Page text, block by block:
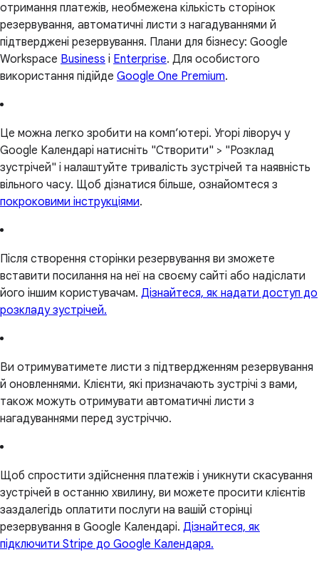
отримання платежів, необмежена кількість сторінок
резервування, автоматичні листи з нагадуваннями й
підтверджені резервування. Плани для бізнесу: Google
Workspace Business і Enterprise. Для особистого
використання підійде Google One Premium.
Це можна легко зробити на комп’ютері. Угорі ліворуч у
Google Календарі натисніть "Створити" > "Розклад
зустрічей" і налаштуйте тривалість зустрічей та наявність
вільного часу. Щоб дізнатися більше, ознайомтеся з
покроковими інструкціями.
Після створення сторінки резервування ви зможете
вставити посилання на неї на своєму сайті або надіслати
його іншим користувачам. Дізнайтеся, як надати доступ до
розкладу зустрічей.
Ви отримуватимете листи з підтвердженням резервування
й оновленнями. Клієнти, які призначають зустрічі з вами,
також можуть отримувати автоматичні листи з
нагадуваннями перед зустріччю.
Щоб спростити здійснення платежів і уникнути скасування
зустрічей в останню хвилину, ви можете просити клієнтів
заздалегідь оплатити послуги на вашій сторінці
резервування в Google Календарі. Дізнайтеся, як
підключити Stripe до Google Календаря.